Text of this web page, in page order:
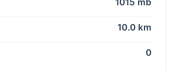
10.0 km
0